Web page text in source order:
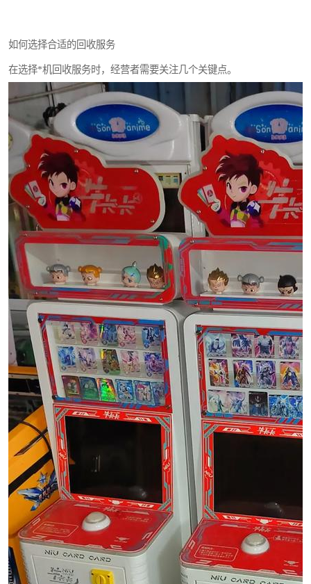
如何选择合适的回收服务
在选择*机回收服务时，经营者需要关注几个关键点。